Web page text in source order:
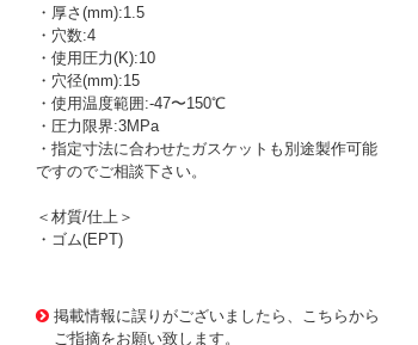
・厚さ(mm):1.5
・穴数:4
・使用圧力(K):10
・穴径(mm):15
・使用温度範囲:-47〜150℃
・圧力限界:3MPa
・指定寸法に合わせたガスケットも別途製作可能
ですのでご相談下さい。
＜材質/仕上＞
・ゴム(EPT)
掲載情報に誤りがございましたら、こちらから
ご指摘をお願い致します。